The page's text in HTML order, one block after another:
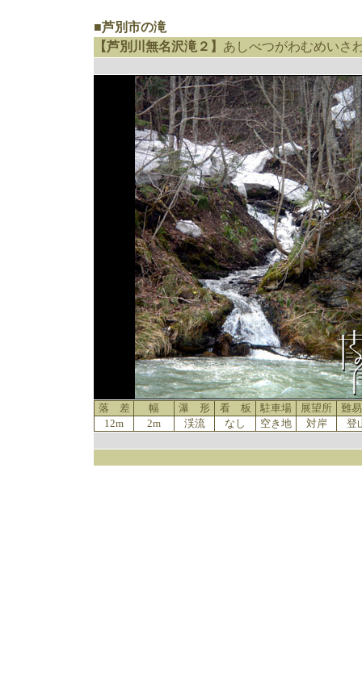
■芦別市の滝
【芦別川無名沢滝２】 あしべつがわむめいさ
落 差 幅 瀑 形 看 板 駐車場 展望所
難
12m
2m 渓流 なし 空き地 対岸 登